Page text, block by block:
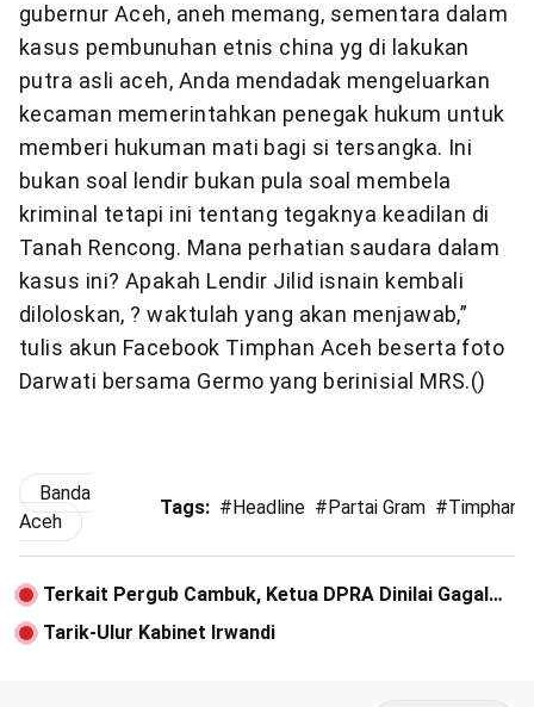
gubernur Aceh, aneh memang, sementara dalam
kasus pembunuhan etnis china yg di lakukan
putra asli aceh, Anda mendadak mengeluarkan
kecaman memerintahkan penegak hukum untuk
memberi hukuman mati bagi si tersangka. Ini
bukan soal lendir bukan pula soal membela
kriminal tetapi ini tentang tegaknya keadilan di
Tanah Rencong. Mana perhatian saudara dalam
kasus ini? Apakah Lendir Jilid isnain kembali
diloloskan, ? waktulah yang akan menjawab,”
tulis akun Facebook Timphan Aceh beserta foto
Darwati bersama Germo yang berinisial MRS.()
Banda
Aceh
Tags: # Headline # Partai Gram #Timphan
Terkait Pergub Cambuk, Ketua DPRA Dinilai Gagal
Paham
Tarik-Ulur Kabinet Irwandi